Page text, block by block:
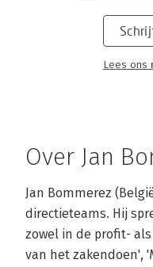
Lees ons
Over Jan
Jan Bommerez
directieteams. Hij
zowel in de profit-
van het zakendoen',